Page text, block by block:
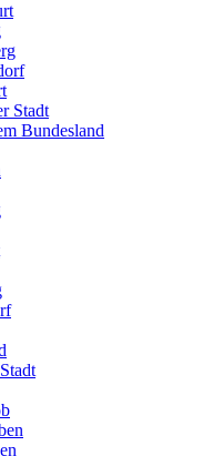
Stadt
Bundesland